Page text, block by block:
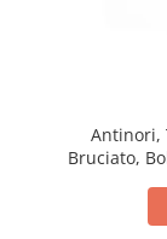
Antinori,
Bruciato,